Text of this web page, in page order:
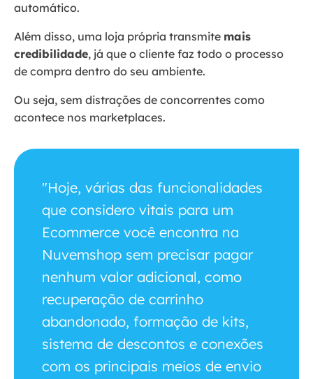
automático.
Além disso, uma loja própria transmite mais
credibilidade, já que o cliente faz todo o processo
de compra dentro do seu ambiente.
Ou seja, sem distrações de concorrentes como
acontece nos marketplaces.
"Hoje, várias das funcionalidades
que considero vitais para um
Ecommerce você encontra na
Nuvemshop sem precisar pagar
nenhum valor adicional, como
recuperação de carrinho
abandonado, formação de kits,
sistema de descontos e conexões
com os principais meios de envio